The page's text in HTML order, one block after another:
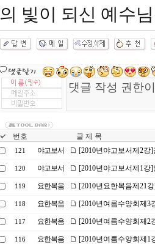
의 빛이 되신 예수
번호 글 제 목
121 야고보서 [2010년야고보서제2강
120 야고보서 [2010년야고보서제1강
119 요한복음 [2010년요한복음제21
118 요한복음 [2010년여름수양회제3
117 요한복음 [2010년여름수양회제2
116 요한복음 [2010년여름수양회제1